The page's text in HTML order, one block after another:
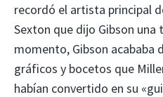
recordó el artista principal
Sexton que dijo Gibson una
momento, Gibson acababa
gráficos y bocetos que
habían convertido en su